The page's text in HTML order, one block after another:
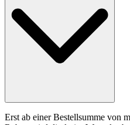
Erst ab einer Bestellsumme von